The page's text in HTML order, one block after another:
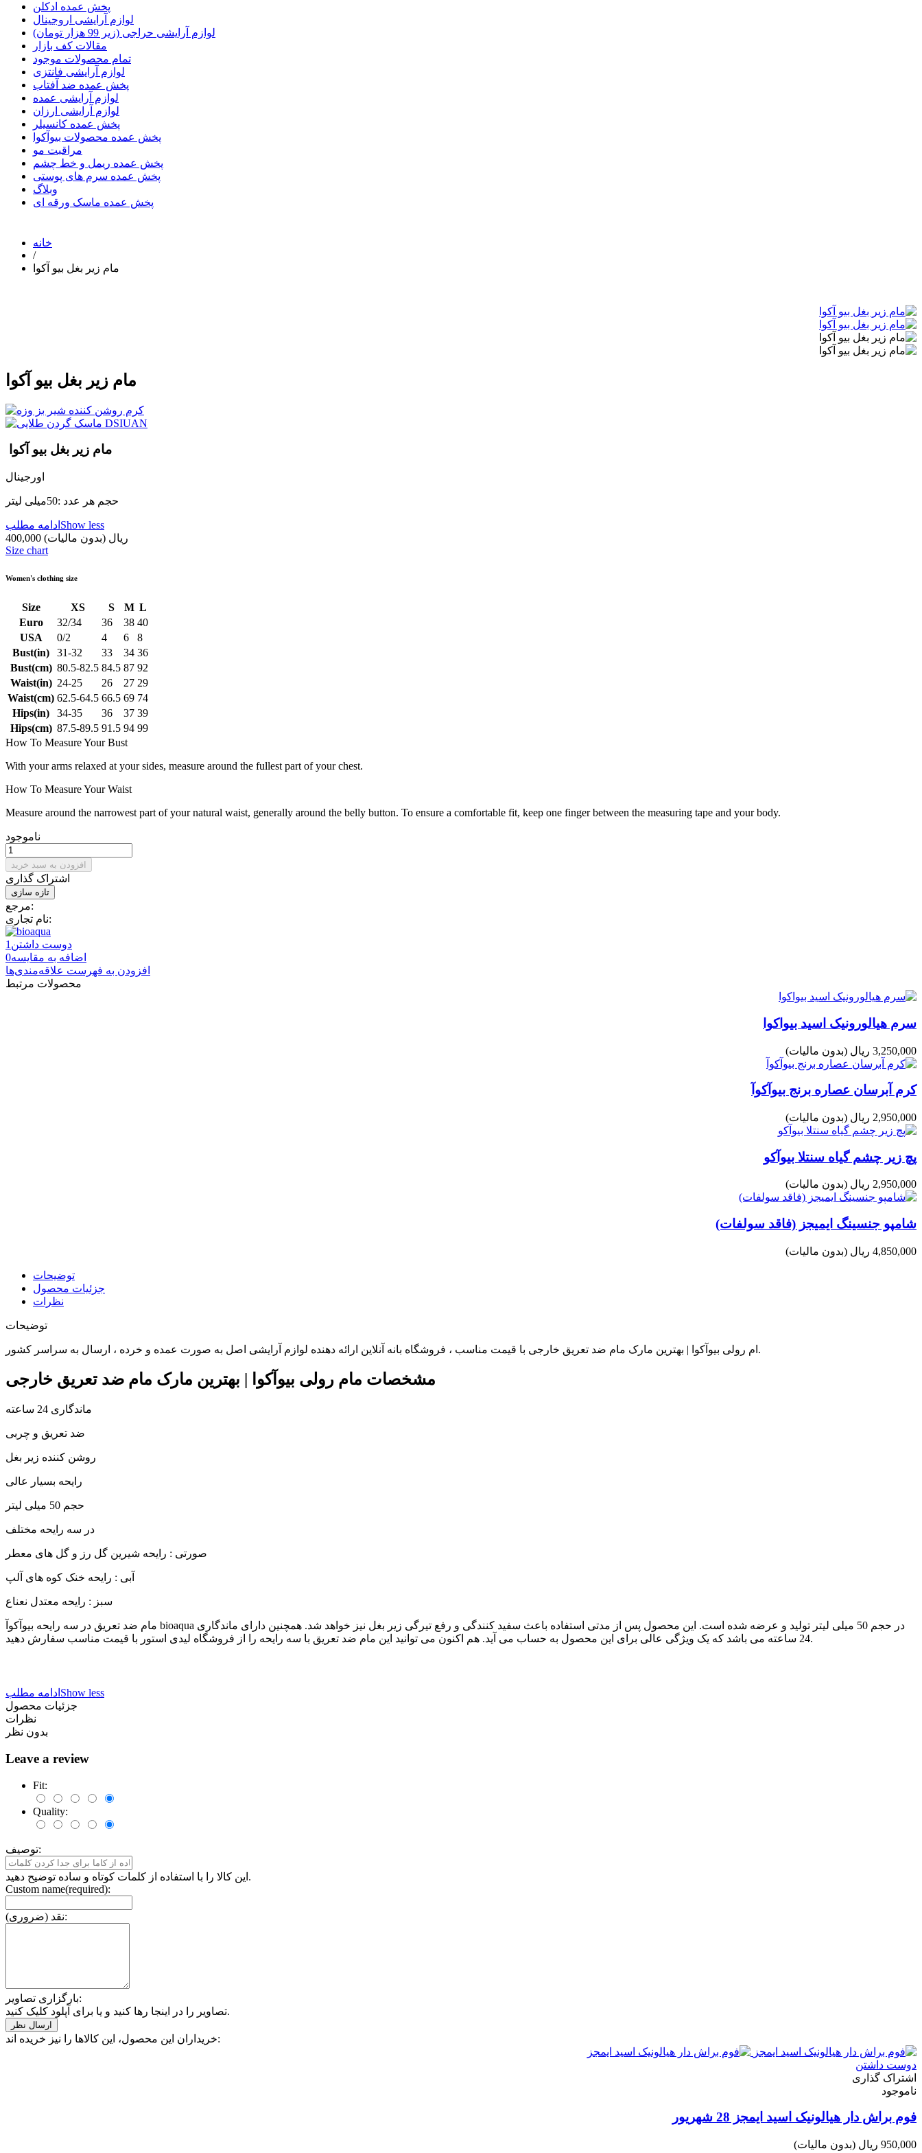
پخش عمده ادکلن
لوازم آرایشی اروجینال
لوازم آرایشی حراجی (زیر 99 هزار تومان)
مقالات کف بازار
تمام محصولات موجود
لوازم آرایشی فانتزی
پخش عمده ضد آفتاب
لوازم آرایشی عمده
لوازم آرایشی ارزان
پخش عمده کانسیلر
پخش عمده محصولات بیوآکوا
مراقبت مو
پخش عمده ریمل و خط چشم
پخش عمده سرم های پوستی
وبلاگ
پخش عمده ماسک ورقه ای
خانه
/
مام زیر بغل بیو آکوا
مام زیر بغل بیو آکوا
مام زیر بغل بیو آکوا
اورجینال
حجم هر عدد :50میلی لیتر
ادامه مطلب Show less
400,000 ریال (بدون مالیات)
Size chart
Women's clothing size
Size XS S M L
Euro
32/34 36 38 40
USA
0/2 4 6
8
Bust(in)
31-32 33 34 36
Bust(cm) 80.5-82.5 84.5 87 92
Waist(in) 24-25 26 27 29
Waist(cm) 62.5-64.5 66.5 69 74
Hips(in)
34-35 36 37 39
Hips(cm) 87.5-89.5 91.5 94 99
How To Measure Your Bust
With your arms relaxed at your sides, measure around the fullest part of your chest.
How To Measure Your Waist
Measure around the narrowest part of your natural waist, generally around the belly button. To ensure a comfortable fit, keep one finger between the measuring tape and your body.
ناموجود
افزودن به سبد خرید
اشتراک گذاری
مرجع:
نام تجاری:
دوست داشتن 1
اضافه به مقایسه0
افزودن به فهرست علاقه‌مندی‌ها
محصولات مرتبط
سرم هیالورونیک اسید بیواکوا
3,250,000 ریال (بدون مالیات)
کرم آبرسان عصاره برنج بیوآکوآ
2,950,000 ریال (بدون مالیات)
پچ زیر چشم گیاه سنتلا بیوآکو
2,950,000 ریال (بدون مالیات)
شامپو جنسینگ ایمیجز (فاقد سولفات)
4,850,000 ریال (بدون مالیات)
توضیحات
جزئیات محصول
نظرات
توضیحات
ام رولی بیوآکوا | بهترین مارک مام ضد تعریق خارجی با قیمت مناسب ، فروشگاه بانه آنلاین ارائه دهنده لوازم آرایشی اصل به صورت عمده و خرده ، ارسال به سراسر کشور.
مشخصات مام رولی بیوآکوا | بهترین مارک مام ضد تعریق خارجی
ماندگاری 24 ساعته
ضد تعریق و چربی
روشن کننده زیر بغل
رایحه بسیار عالی
حجم 50 میلی لیتر
در سه رایحه مختلف
صورتی : رایحه شیرین گل رز و گل های معطر
آبی : رایحه خنک کوه های آلپ
سبز : رایحه معتدل نعناع
مام ضد تعریق در سه رایحه بیوآکوآ bioaqua در حجم 50 میلی لیتر تولید و عرضه شده است. این محصول پس از مدتی استفاده باعث سفید کنندگی و رفع تیرگی زیر بغل نیز خواهد شد. همچنین دارای ماندگاری
24 ساعته می باشد که یک ویژگی عالی برای این محصول به حساب می آید. هم اکنون می توانید این مام ضد تعریق با سه رایحه را از فروشگاه لیدی استور با قیمت مناسب سفارش دهید.
ادامه مطلب Show less
جزئیات محصول
نظرات
بدون نظر
Leave a review
Fit:
Quality:
توصیف:
این کالا را با استفاده از کلمات کوتاه و ساده توضیح دهید.
Custom name(required):
نقد (ضروری):
بارگزاری تصاویر:
تصاویر را در اینجا رها کنید و یا برای آپلود کلیک کنید.
خریداران این محصول، این کالاها را نیز خریده اند:
دوست داشتن
اشتراک گذاری
ناموجود
فوم براش دار هیالونیک اسید ایمجز 28 شهریور
950,000 ریال (بدون مالیات)